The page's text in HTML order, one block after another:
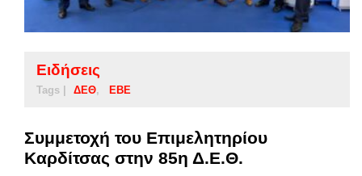
Ειδήσεις
Tags | ΔΕΘ ΕΒΕ
Συμμετοχή του Επιμελητηρίου
Καρδίτσας στην 85η Δ.Ε.Θ.